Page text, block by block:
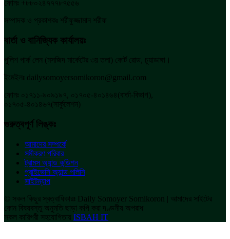
ফোনঃ +৮৮০২৪৭৭৭৮৭৫৫৬
সম্পাদক ও প্রকাশকঃ শরীফুজ্জামান শরীফ
বার্তা ও বানিজ্যিক কার্যালয়ঃ
পুলিশ পার্ক লেন (মসজিদ মার্কেটের ৩য় তলা) কোর্ট রোড, চুয়াডাঙ্গা।
ইমেইলঃ dailysomoyersomikoron@gmail.com
ফোনঃ ০১৭১১-৯০৯১৯৭, ০১৭০৫-৪০১৪৬৪(বার্তা-বিভাগ),
০১৭০৫-৪০১৪৬৭(সার্কুলেশন)
গুরুত্বপূর্ণ লিঙ্কঃ
আমাদের সম্পর্কে
সমীকরণ পরিবার
ট্রামস অ্যান্ড কন্ডিশন
প্রাইভেসি অ্যান্ড পলিসি
সাইটম্যাপ
© সকল কিছুর স্বত্বাধিকারঃ Daily Somoyer Somikoron | আমাদের সাইটের
কোন বিষয়বস্তু অনুমতি ছাড়া কপি করা দণ্ডনীয় অপরাধ
সকল কারিগরী সহযোগিতায় ISBAH IT